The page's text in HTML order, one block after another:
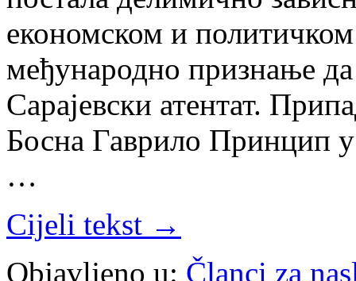
економском и
међународно признање
Сарајевски атентат.
Босна Гаврило Принцип у
…
Cijeli tekst →
Objavljeno u: Članci za